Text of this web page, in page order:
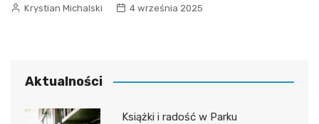
Krystian Michalski 4 września 2025
Aktualności
Książki i radość w Parku